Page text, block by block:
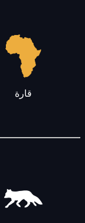
قارة